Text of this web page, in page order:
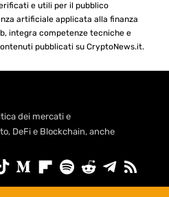
e utili per il pubblico
artificiale applicata alla finanza
integra competenze tecniche e
pubblicati su CryptoNews.it.
dei mercati e
DeFi e Blockchain, anche